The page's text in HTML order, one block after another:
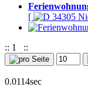
[
34305
:: 1 ::
0.0114sec